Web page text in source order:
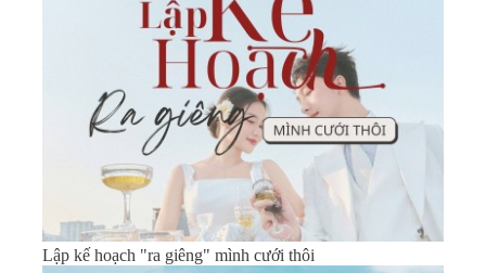
Lập kế hoạch "ra giêng" mình cưới thôi